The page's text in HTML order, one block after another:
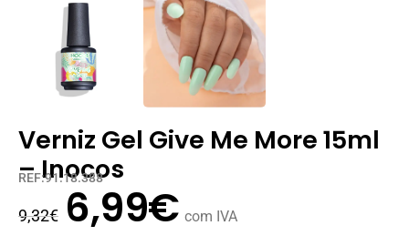
Verniz Gel Give Me More 15ml
– Inocos
REF:91.18.388
9,32€ 6,99€ com IVA